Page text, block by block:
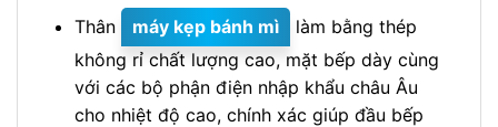
Thân máy kẹp bánh mì
làm bằng thép
không rỉ chất lượng cao, mặt bếp dày cùng
với các bộ phận điện nhập khẩu châu Âu
cho nhiệt độ cao, chính xác giúp đầu bếp